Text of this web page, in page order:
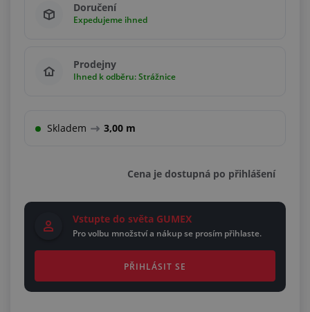
1,00 m
Násobky 1,00 m
Doručení
Expedujeme ihned
Prodejny
Ihned k odběru: Strážnice
Skladem 3,00 m
Cena je dostupná po přihlášení
Vstupte do světa GUMEX
Pro volbu množství a nákup se prosím přihlaste.
PŘIHLÁSIT SE